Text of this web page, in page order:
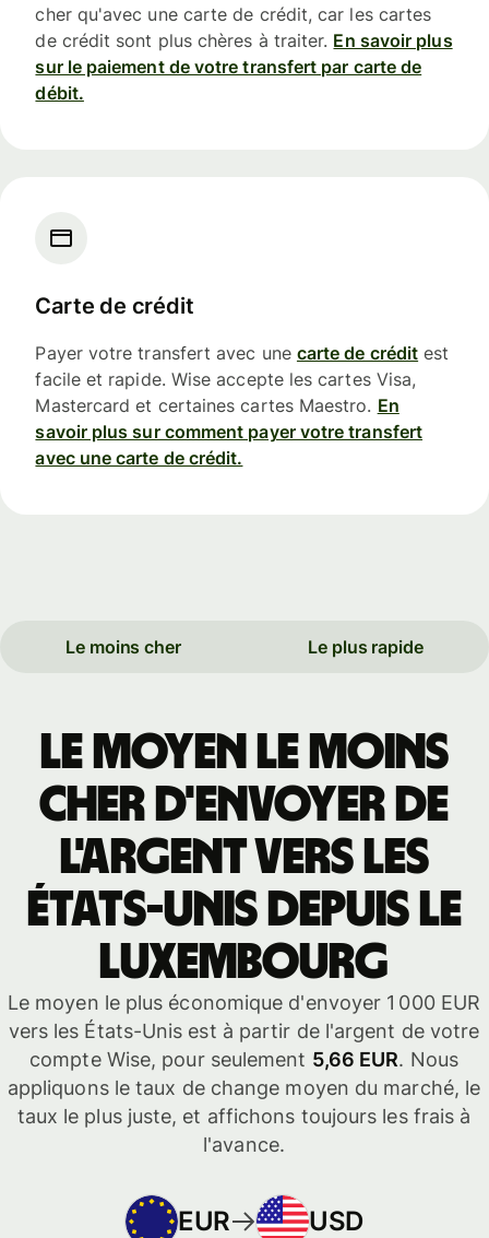
cher qu'avec une carte de crédit, car les cartes
de crédit sont plus chères à traiter. En savoir plus
sur le paiement de votre transfert par carte de
débit.
Carte de crédit
Payer votre transfert avec une carte de crédit est
facile et rapide. Wise accepte les cartes Visa,
Mastercard et certaines cartes Maestro. En
savoir plus sur comment payer votre transfert
avec une carte de crédit.
Le moins cher Le plus rapide
Le moyen le moins
cher d'envoyer de
l'argent vers les
États-Unis depuis le
Luxembourg
Le moyen le plus économique d'envoyer 1 000 EUR
vers les États-Unis est à partir de l'argent de votre
compte Wise, pour seulement 5,66 EUR. Nous
appliquons le taux de change moyen du marché, le
taux le plus juste, et affichons toujours les frais à
l'avance.
EUR USD